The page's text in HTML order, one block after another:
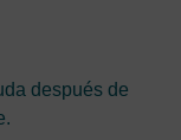
después de